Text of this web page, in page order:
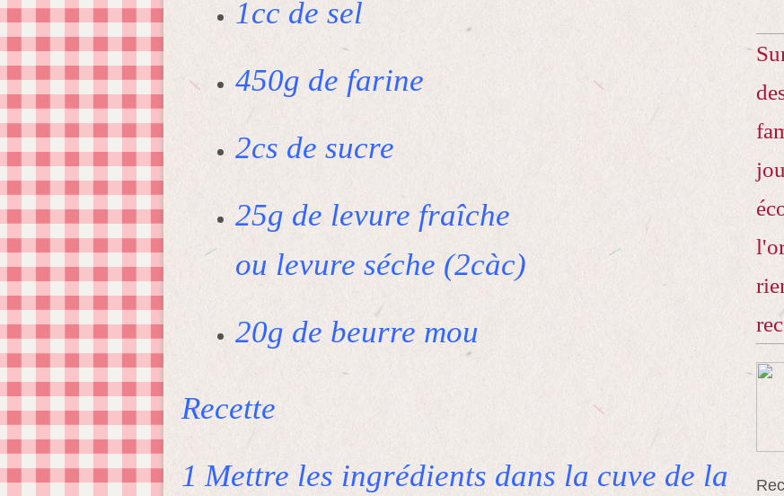
1cc de sel
450g de farine
2cs de sucre
25g de levure fraîche
ou levure séche (2càc)
20g de beurre mou
Recette
1 Mettre les ingrédients dans la cuve de la